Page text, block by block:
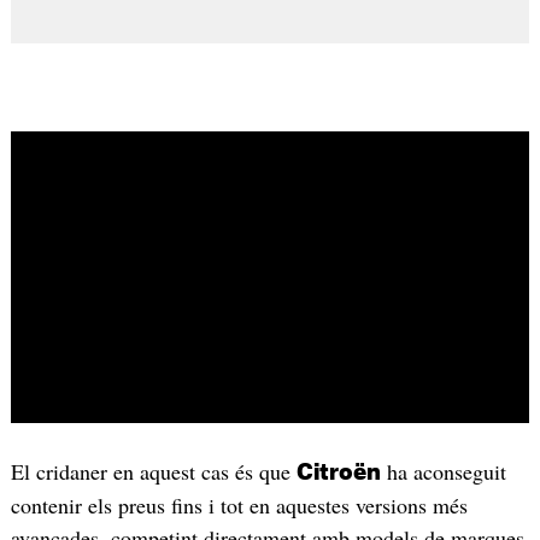
El cridaner en aquest cas és que Citroën ha aconseguit
contenir els preus fins i tot en aquestes versions més